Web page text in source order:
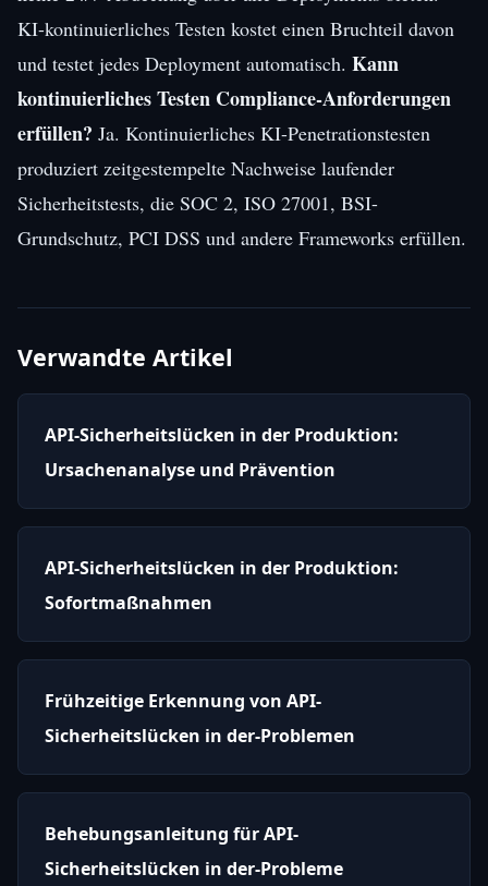
KI-kontinuierliches Testen kostet einen Bruchteil davon
und testet jedes Deployment automatisch. Kann
kontinuierliches Testen Compliance-Anforderungen
erfüllen? Ja. Kontinuierliches KI-Penetrationstesten
produziert zeitgestempelte Nachweise laufender
Sicherheitstests, die SOC 2, ISO 27001, BSI-
Grundschutz, PCI DSS und andere Frameworks erfüllen.
Verwandte Artikel
API-Sicherheitslücken in der Produktion:
Ursachenanalyse und Prävention
API-Sicherheitslücken in der Produktion:
Sofortmaßnahmen
Frühzeitige Erkennung von API-
Sicherheitslücken in der-Problemen
Behebungsanleitung für API-
Sicherheitslücken in der-Probleme